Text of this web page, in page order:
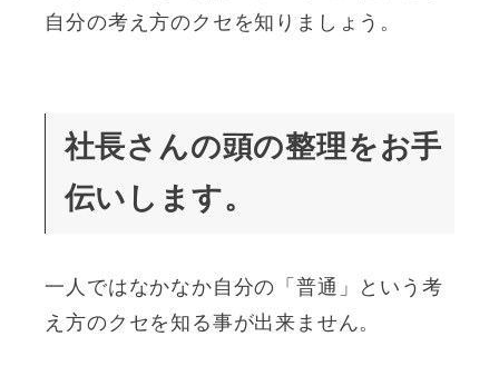
自分の考え方のクセを知りましょう。
社長さんの頭の整理をお手
伝いします。
一人ではなかなか自分の「普通」という考
え方のクセを知る事が出来ません。